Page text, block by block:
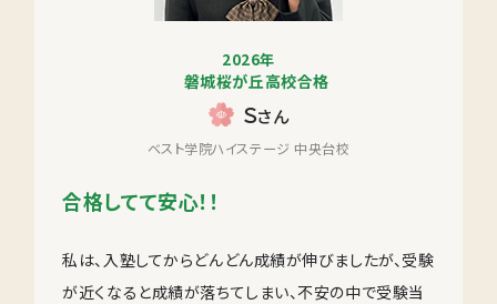
2026年
磐城桜が丘高校合格
Ｓさん
ベスト学院ハイステージ 中央台校
合格してて安心！！
私は、入塾してからどんどん成績が伸びましたが、受験
が近くなると成績が落ちてしまい、不安の中で受験当